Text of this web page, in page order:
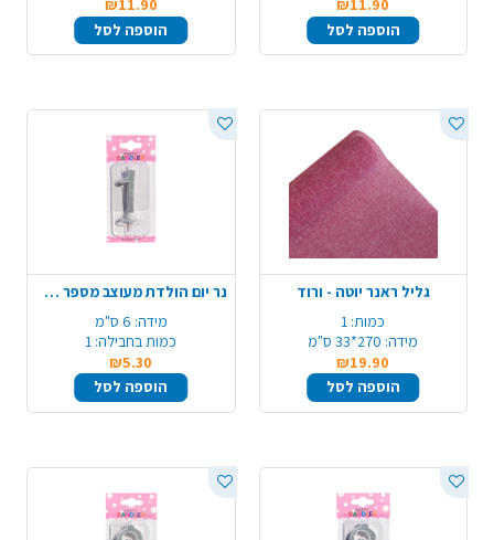
₪11.90
הוספה לסל
₪11.90
הוספה לסל
גליל ראנר יוטה - ורוד
כמות: 1
מידה: 270*33 ס"מ
₪19.90
הוספה לסל
נר יום הולדת מעוצב מספר 1 - כסף
מידה: 6 ס"מ
כמות בחבילה: 1
₪5.30
הוספה לסל